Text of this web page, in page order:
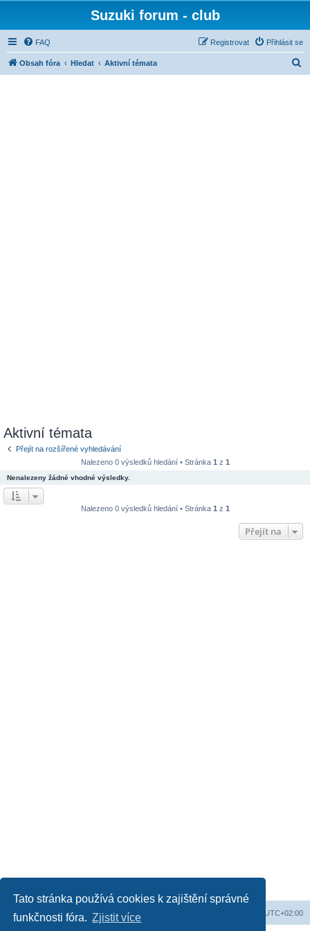
Tato stránka používá cookies k zajištění správné
funkčnosti fóra. Zjistit více
Suzuki forum - club
FAQ Přihlásit se
Registrovat
Obsah fóra Hledat Aktivní témata
Aktivní témata
Přejít na rozšířené vyhledávání
Nalezeno 0 výsledků hledání • Stránka 1 z 1
Nenalezeny žádné vhodné výsledky.
Nalezeno 0 výsledků hledání • Stránka 1 z 1
Přejít na
Obsah fóra UTC+02:00